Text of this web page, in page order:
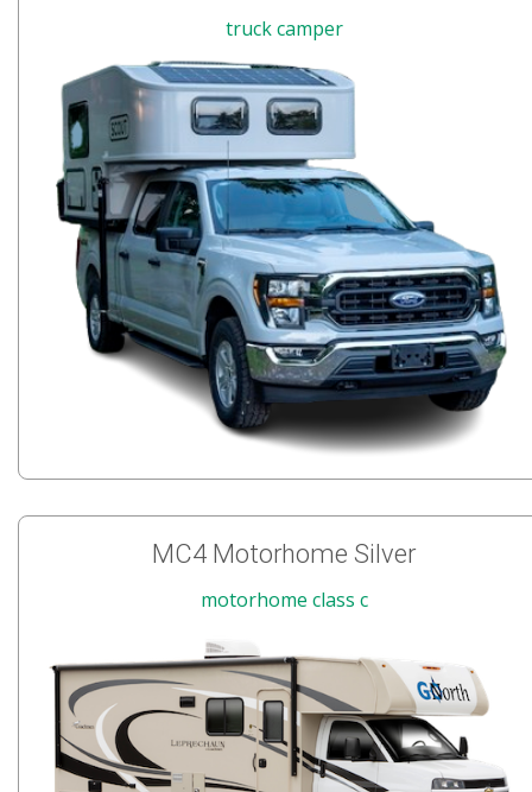
truck camper
MC4 Motorhome Silver
motorhome class c